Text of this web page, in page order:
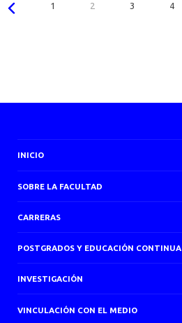
1 2 3 4
INICIO
SOBRE LA FACULTAD
CARRERAS
POSTGRADOS Y EDUCACIÓN CONTINUA
INVESTIGACIÓN
VINCULACIÓN CON EL MEDIO